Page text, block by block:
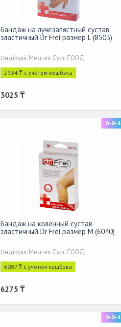
Бандаж на лучезапястный сустав
эластичный Dr Frei размер L (8503)
Өндіруші: Медтех Суис ЕООД
2934 ₸ с учётом кешбэка
3025 ₸
0-0-4
Бандаж на коленный сустав
эластичный Dr Frei размер М (6040)
Өндіруші: Медтех Суис ЕООД
6087 ₸ с учётом кешбэка
6275 ₸
0-0-4